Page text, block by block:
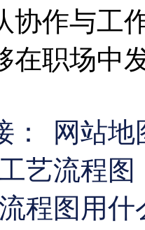
协作与工
在职场中
网站
艺流程图
程图用